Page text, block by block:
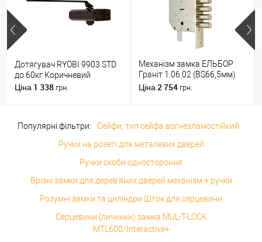
Дотягувач RYOBI 9903 STD
до 60кг Коричневий
Ціна 1 338 грн.
Механізм замка ЕЛЬБОР
Граніт 1.06.02 (BS66,5мм)
(н)
Ціна 2 754 грн.
Популярні фільтри:
Сейфи, тип сейфа вогнезламостійкий
Ручки на розеті для металевих дверей
Ручки скоби одностороння
Врізні замки для дерев'яних дверей механізм + ручки
Розумні замки та циліндри Шток для серцевини
Серцевини (личинки) замка MUL-T-LOCK
MTL600/Interactive+